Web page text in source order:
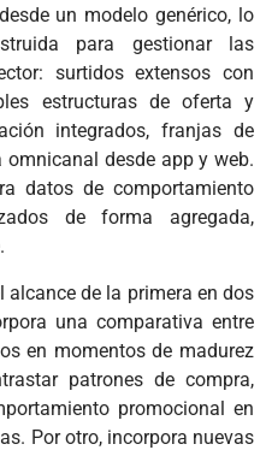
un modelo genérico, lo
para gestionar las
surtidos extensos con
estructuras de oferta y
integrados, franjas de
omnicanal desde app y web.
datos de comportamiento
de forma agregada,
de la primera en dos
una comparativa entre
en momentos de madurez
patrones de compra,
promocional en
Por otro, incorpora nuevas